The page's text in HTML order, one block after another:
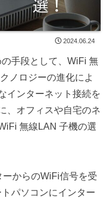
2024.06.24
手段として、WiFi 無
ノロジーの進化によ
インターネット接続を
、オフィスや自宅のネ
無線LAN 子機の選
からのWiFi信号を受
パソコンにインター